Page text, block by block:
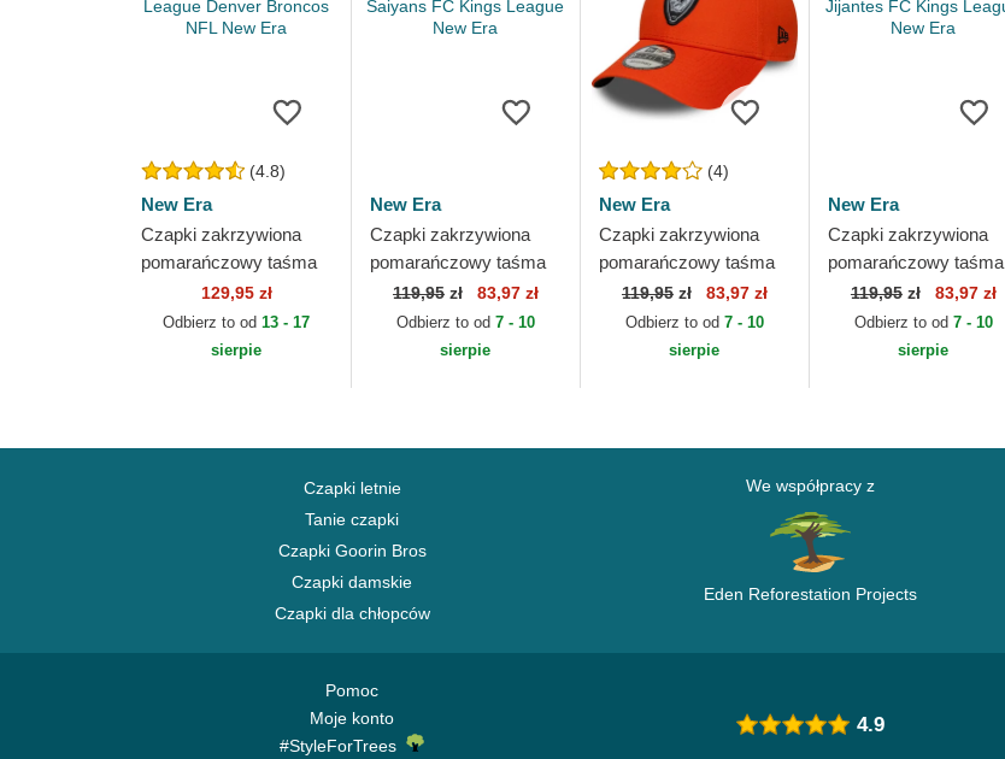
(4.8)
New Era
Czapki zakrzywiona
pomarańczowy taśma
regulowana 9FORTY
The League Denver
Broncos NFL New Era
129,95 zł
Odbierz to od13 - 17
sierpie
New Era
Czapki zakrzywiona
pomarańczowy taśma
regulowana 9FORTY
Core Saiyans FC Kings
League New Era
119,95zł 83,97 zł
Odbierz to od 7 - 10
sierpie
(4)
New Era
Czapki zakrzywiona
pomarańczowy taśma
regulowana 9FORTY
Core Aniquiladores FC
Kings League New Era
119,95zł 83,97 zł
Odbierz to od 7 - 10
sierpie
New Era
Czapki zakrzywiona
pomarańczowy taśma
regulowana 9FORTY
Core Jijantes FC Kings
League New Era
119,95zł 83,97 zł
Odbierz to od 7 - 10
sierpie
Czapki letnie
Tanie czapki
Czapki Goorin Bros
Czapki damskie
Czapki dla chłopców
We współpracy z
Eden Reforestation Projects
Pomoc
Moje konto
#StyleForTrees
4.9